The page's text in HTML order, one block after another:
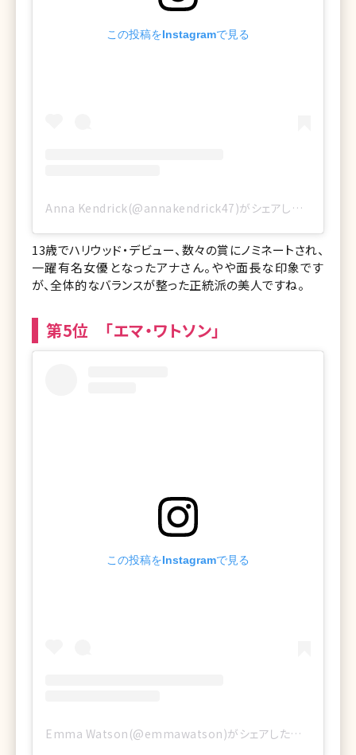
この投稿をInstagramで見る
Anna Kendrick(@annakendrick47)がシェアした投稿
13歳でハリウッド・デビュー、数々の賞にノミネートされ、
一躍有名女優となったアナさん。やや面長な印象です
が、全体的なバランスが整った正統派の美人ですね。
第5位 「エマ・ワトソン」
この投稿をInstagramで見る
Emma Watson(@emmawatson)がシェアした投稿